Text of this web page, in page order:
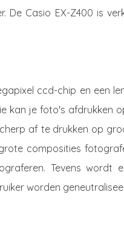
De Casio EX-Z400 is
ccd-chip en een
kan je foto's afdrukken
af te drukken op
composities
Tevens wordt
worden